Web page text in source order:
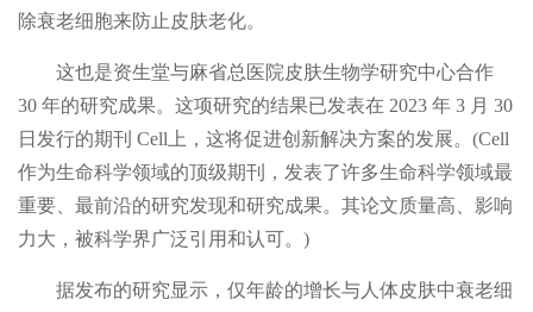
除衰老细胞来防止皮肤老化。
这也是资生堂与麻省总医院皮肤生物学研究中心合作
30 年的研究成果。这项研究的结果已发表在 2023 年 3 月 30
日发行的期刊 Cell上，这将促进创新解决方案的发展。(Cell
作为生命科学领域的顶级期刊，发表了许多生命科学领域最
重要、最前沿的研究发现和研究成果。其论文质量高、影响
力大，被科学界广泛引用和认可。)
据发布的研究显示，仅年龄的增长与人体皮肤中衰老细